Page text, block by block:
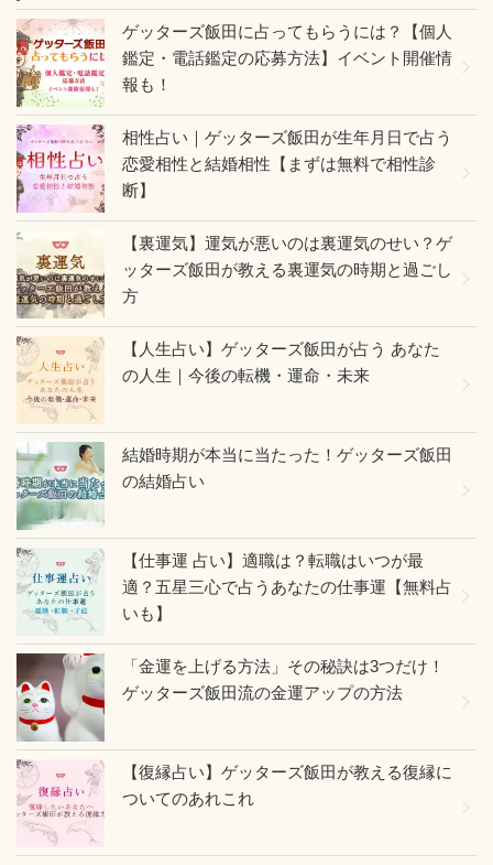
ゲッターズ飯田に占ってもらうには？【個人
鑑定・電話鑑定の応募方法】イベント開催情
報も！
相性占い｜ゲッターズ飯田が生年月日で占う
恋愛相性と結婚相性【まずは無料で相性診
断】
【裏運気】運気が悪いのは裏運気のせい？ゲ
ッターズ飯田が教える裏運気の時期と過ごし
方
【人生占い】ゲッターズ飯田が占う あなた
の人生｜今後の転機・運命・未来
結婚時期が本当に当たった！ゲッターズ飯田
の結婚占い
【仕事運 占い】適職は？転職はいつが最
適？五星三心で占うあなたの仕事運【無料占
いも】
「金運を上げる方法」その秘訣は3つだけ！
ゲッターズ飯田流の金運アップの方法
【復縁占い】ゲッターズ飯田が教える復縁に
ついてのあれこれ